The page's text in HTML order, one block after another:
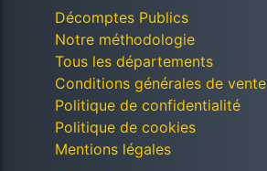
Décomptes Publics
Notre méthodologie
Tous les départements
Conditions générales de vente
Politique de confidentialité
Politique de cookies
Mentions légales